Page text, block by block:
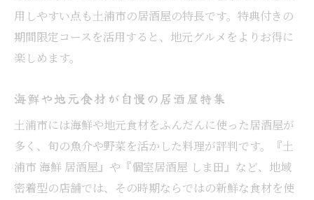
用しやすい点も土浦市の居酒屋の特長です。特典付きの
期間限定コースを活用すると、地元グルメをよりお得に
楽しめます。
海鮮や地元食材が自慢の居酒屋特集
土浦市には海鮮や地元食材をふんだんに使った居酒屋が
多く、旬の魚介や野菜を活かした料理が評判です。『土
浦市 海鮮 居酒屋』や『個室居酒屋 しま田』など、地域
密着型の店舗では、その時期ならではの新鮮な食材を使